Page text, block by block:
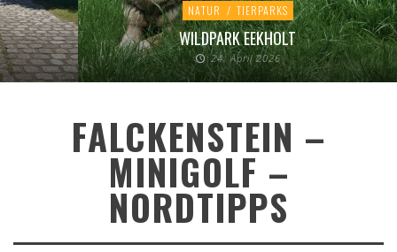
NATUR / TIERPARKS
WILDPARK EEKHOLT
24. April 2026
FALCKENSTEIN –
MINIGOLF –
NORDTIPPS